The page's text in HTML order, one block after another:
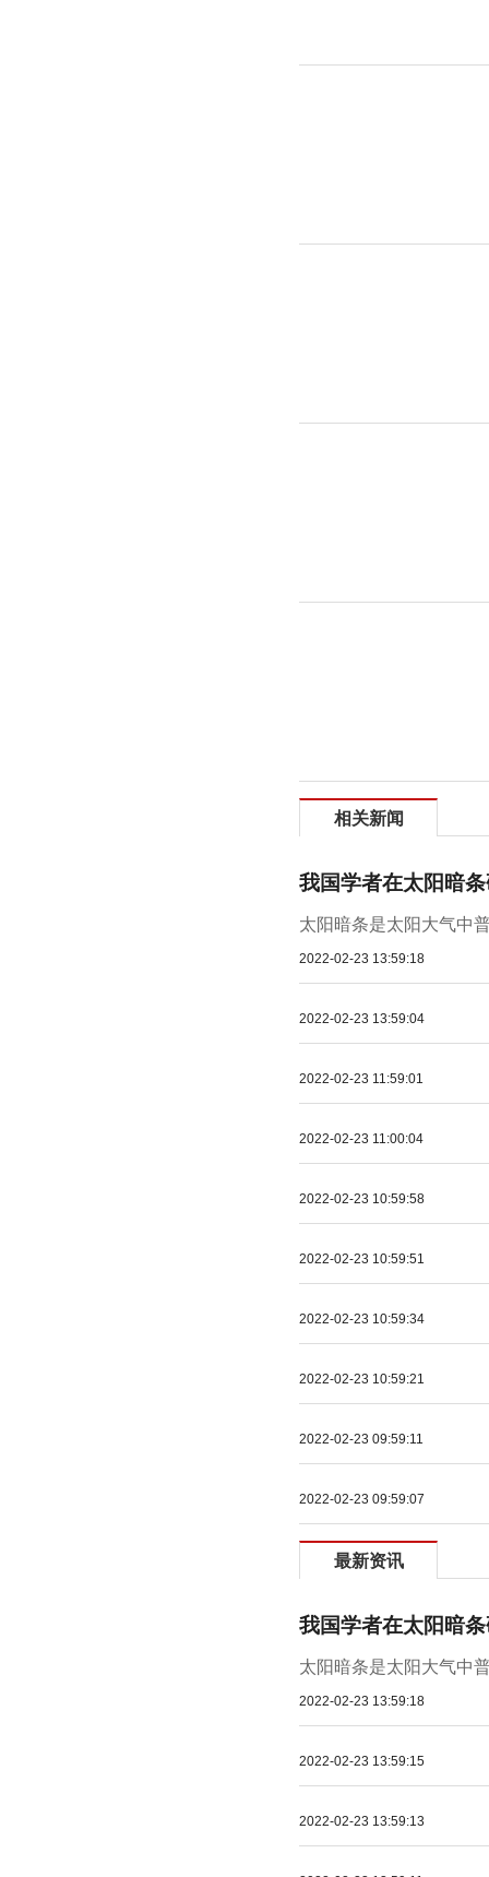
相关新闻
我国学者在太阳暗
太阳暗条是太阳大气中
2022-02-23 13:59:18
2022-02-23 13:59:04
2022-02-23 11:59:01
2022-02-23 11:00:04
2022-02-23 10:59:58
2022-02-23 10:59:51
2022-02-23 10:59:34
2022-02-23 10:59:21
2022-02-23 09:59:11
2022-02-23 09:59:07
最新资讯
我国学者在太阳暗
太阳暗条是太阳大气中
2022-02-23 13:59:18
2022-02-23 13:59:15
2022-02-23 13:59:13